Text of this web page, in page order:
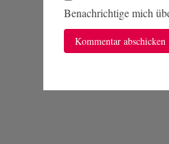
Benachrichtige mich